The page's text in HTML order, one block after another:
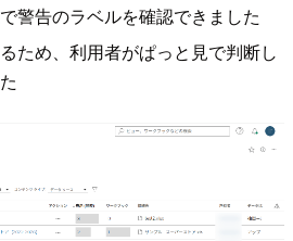
警告のラベルを確認できました
ため、利用者がぱっと見で判断し